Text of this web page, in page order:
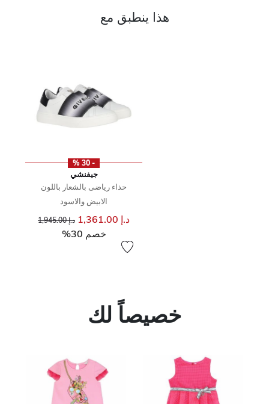
هذا ينطبق مع
- 30 %
جيفنشي
حذاء رياضى بالشعار باللون
الابيض والاسود
د.إ 1,361.00 سعر مخفض مند.إ 1,945.00
خصم 30%
خصيصاً لك